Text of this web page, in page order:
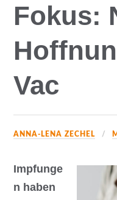
Fokus:
Vac
ANNA-LENA ZECHEL
Impfunge
n haben